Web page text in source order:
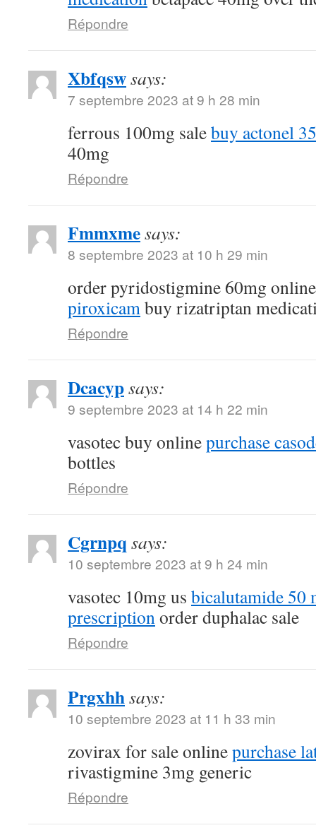
Répondre
Xbfqswsays:
7 septembre 2023 at 9 h 28 min
ferrous 100mg salebuy actonel
40mg
Répondre
Fmmxmesays:
8 septembre 2023 at 10 h 29 min
order pyridostigmine 60mg
piroxicambuy rizatriptan
Répondre
Dcacypsays:
9 septembre 2023 at 14 h 22 min
vasotec buy onlinepurchase
bottles
Répondre
Cgrnpq says:
10 septembre 2023 at 9 h 24 min
vasotec 10mg us bicalutamide 50
prescriptionorder duphalac sale
Répondre
Prgxhhsays:
10 septembre 2023 at 11 h 33 min
zovirax for sale onlinepurchase
rivastigmine 3mg generic
Répondre